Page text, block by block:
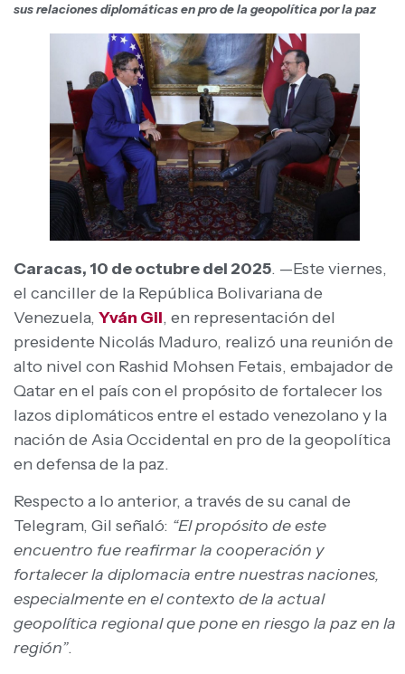
sus relaciones diplomáticas en pro de la geopolítica por la paz
Caracas, 10 de octubre del 2025. —Este viernes,
el canciller de la República Bolivariana de
Venezuela, Yván Gil, en representación del
presidente Nicolás Maduro, realizó una reunión de
alto nivel con Rashid Mohsen Fetais, embajador de
Qatar en el país con el propósito de fortalecer los
lazos diplomáticos entre el estado venezolano y la
nación de Asia Occidental en pro de la geopolítica
en defensa de la paz.
Respecto a lo anterior, a través de su canal de
Telegram, Gil señaló: “El propósito de este
encuentro fue reafirmar la cooperación y
fortalecer la diplomacia entre nuestras naciones,
especialmente en el contexto de la actual
geopolítica regional que pone en riesgo la paz en la
región”.